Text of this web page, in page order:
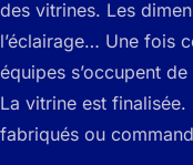
des vitrines. Les
l’éclairage… Une fois
équipes s’occupent
La vitrine est
fabriqués ou